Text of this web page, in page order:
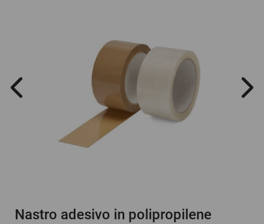
Nastro adesivo in polipropilene